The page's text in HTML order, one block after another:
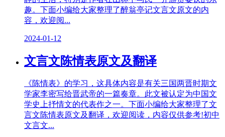
趣。下面小编给大家整理了醉翁亭记文言文原文的内
容，欢迎阅...
2024-01-12
文言文陈情表原文及翻译
《陈情表》的学习，这具体内容是有关三国两晋时期文
学家李密写给晋武帝的一篇奏章。此文被认定为中国文
学史上抒情文的代表作之一。下面小编给大家整理了文
言文陈情表原文及翻译，欢迎阅读，内容仅供参考!初中
文言文...